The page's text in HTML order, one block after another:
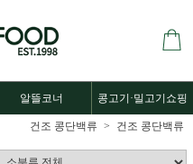
알뜰코너 콩고기·밀고기쇼핑
건조 콩단백류 건조 콩단백류